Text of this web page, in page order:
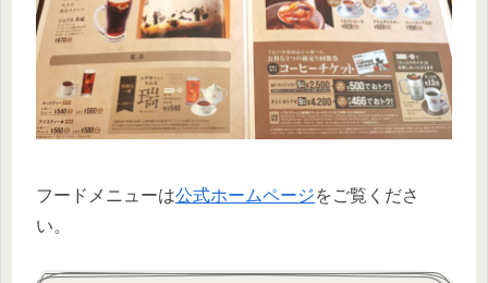
フードメニューは公式ホームページをご覧くださ
い。